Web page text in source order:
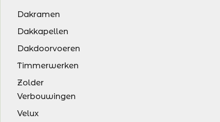
Dakramen
Dakkapellen
Dakdoorvoeren
Timmerwerken
Zolder
Verbouwingen
Velux